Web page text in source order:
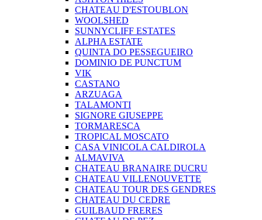
CHATEAU D'ESTOUBLON
WOOLSHED
SUNNYCLIFF ESTATES
ALPHA ESTATE
QUINTA DO PESSEGUEIRO
DOMINIO DE PUNCTUM
VIK
CASTANO
ARZUAGA
TALAMONTI
SIGNORE GIUSEPPE
TORMARESCA
TROPICAL MOSCATO
CASA VINICOLA CALDIROLA
ALMAVIVA
CHATEAU BRANAIRE DUCRU
CHATEAU VILLENOUVETTE
CHATEAU TOUR DES GENDRES
CHATEAU DU CEDRE
GUILBAUD FRERES